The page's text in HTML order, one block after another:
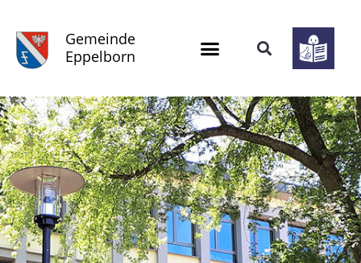
Gemeinde
Eppelborn